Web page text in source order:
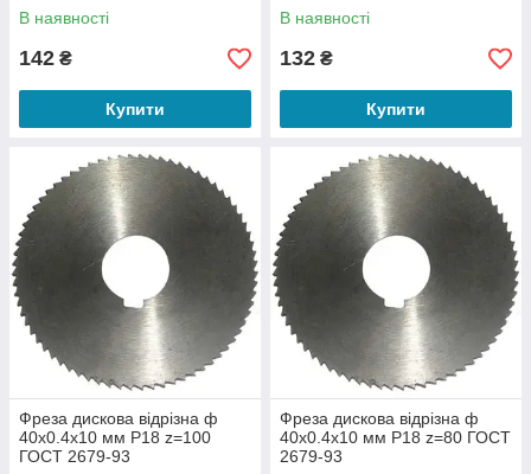
В наявності
142 ₴
Купити
В наявності
132 ₴
Купити
Фреза дискова відрізна ф
40х0.4х10 мм Р18 z=100
ГОСТ 2679-93
Фреза дискова відрізна ф
40х0.4х10 мм Р18 z=80 ГОСТ
2679-93